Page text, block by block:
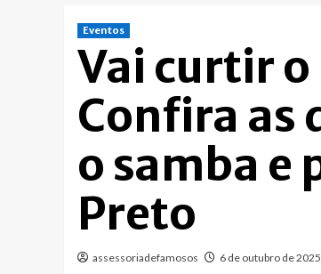
Eventos
Vai curtir o
Confira as
o samba e
Preto
assessoriadefamosos 6 de outubro de 2025